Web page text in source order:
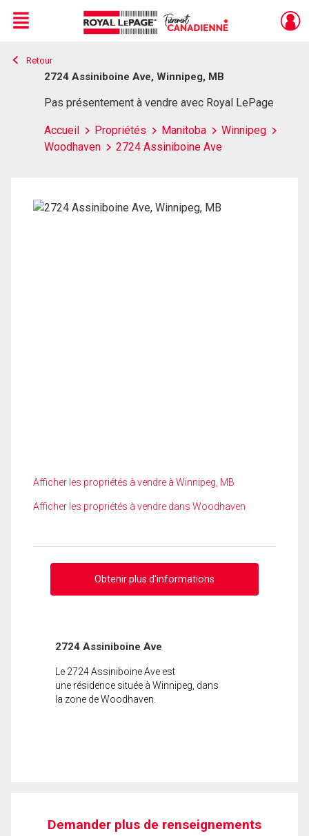
Live
En Direct
Menu
Retour
2724 Assiniboine Ave, Winnipeg, MB
Pas présentement à vendre avec Royal LePage
Accueil Propriétés Manitoba
Winnipeg
Woodhaven
2724 Assiniboine Ave
Afficher les propriétés à vendre à Winnipeg, MB
Afficher les propriétés à vendre dans Woodhaven
Obtenir plus d'informations
2724 Assiniboine Ave
Le 2724 Assiniboine Ave est
une résidence située à Winnipeg, dans
la zone de Woodhaven.
Demander plus de renseignements